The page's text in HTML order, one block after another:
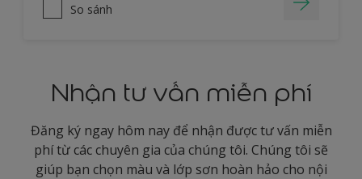
So sánh
Nhận tư vấn miễn phí
Đăng ký ngay hôm nay để nhận được tư vấn miễn
phí từ các chuyên gia của chúng tôi. Chúng tôi sẽ
giúp bạn chọn màu và lớp sơn hoàn hảo cho nội